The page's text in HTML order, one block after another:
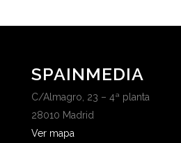
SPAINMEDIA
C/Almagro, 23 – 4ª planta
28010 Madrid
Ver mapa